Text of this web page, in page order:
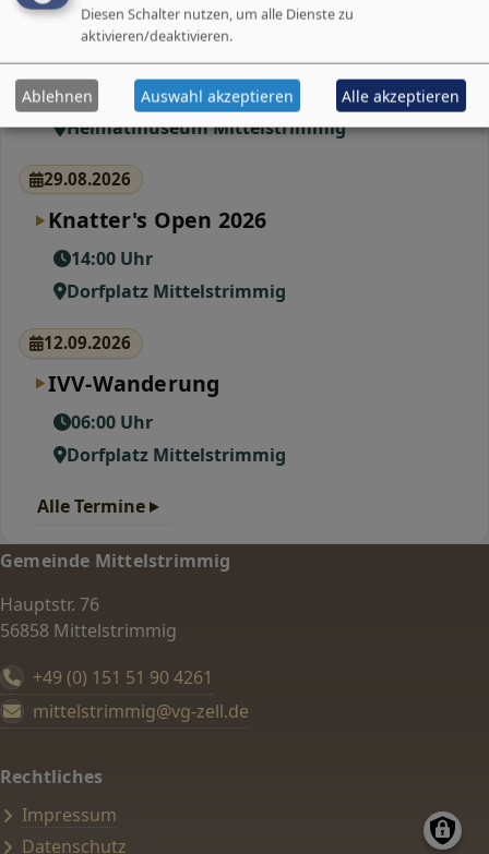
Niwara Millemaje: Kinder malen und
gestalten Zaunbretter
15:00 Uhr
Heimatmuseum Mittelstrimmig
29.08.2026
Knatter's Open 2026
14:00 Uhr
Dorfplatz Mittelstrimmig
12.09.2026
IVV-Wanderung
06:00 Uhr
Dorfplatz Mittelstrimmig
Alle Termine
Gemeinde Mittelstrimmig
Hauptstr. 76
56858 Mittelstrimmig
+49 (0) 151 51 90 4261
mittelstrimmig@vg-zell.de
Rechtliches
Impressum
Datenschutz
Diesen Schalter nutzen, um alle Dienste zu
aktivieren/deaktivieren.
Ablehnen Auswahl akzeptieren Alle akzeptieren